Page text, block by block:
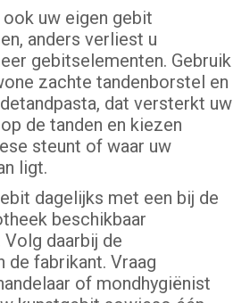
uw eigen gebit
anders verliest u
gebitselementen. Gebruik
zachte tandenborstel en
dat versterkt uw
de tanden en kiezen
steunt of waar uw
ligt.
dagelijks met een bij de
beschikbaar
daarbij de
fabrikant. Vraag
of mondhygiënist